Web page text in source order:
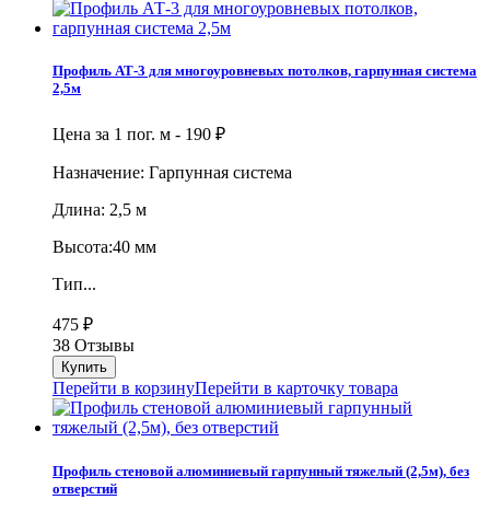
Профиль АТ-3 для многоуровневых потолков, гарпунная система
2,5м
Цена за 1 пог. м - 190 ₽
Назначение: Гарпунная система
Длина: 2,5 м
Высота:40 мм
Тип...
475 ₽
38 Отзывы
Перейти в корзинуПерейти в карточку товара
Профиль стеновой алюминиевый гарпунный тяжелый (2,5м), без
отверстий